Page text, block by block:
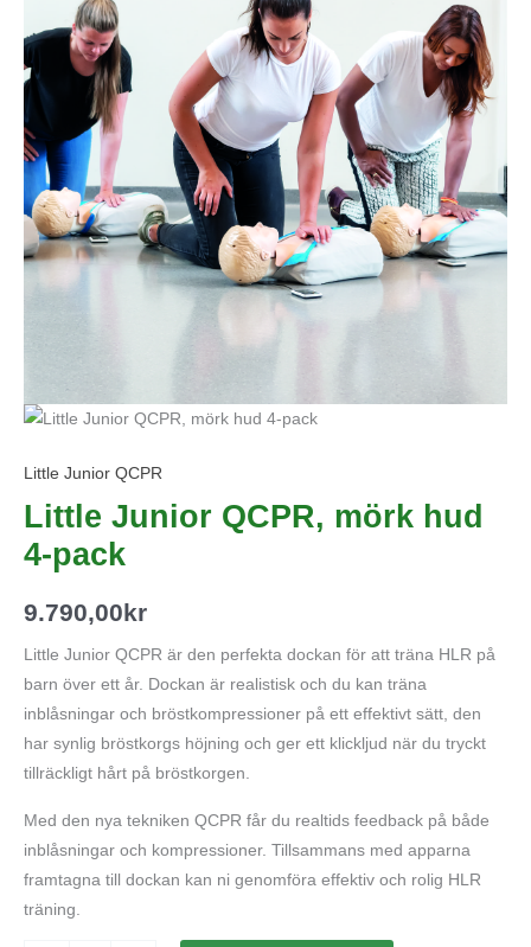
Little Junior QCPR
Little Junior QCPR, mörk hud
4-pack
9.790,00kr
Little Junior QCPR är den perfekta dockan för att träna HLR på
barn över ett år. Dockan är realistisk och du kan träna
inblåsningar och bröstkompressioner på ett effektivt sätt, den
har synlig bröstkorgs höjning och ger ett klickljud när du tryckt
tillräckligt hårt på bröstkorgen.
Med den nya tekniken QCPR får du realtids feedback på både
inblåsningar och kompressioner. Tillsammans med apparna
framtagna till dockan kan ni genomföra effektiv och rolig HLR
träning.